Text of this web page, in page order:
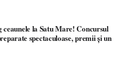
spectaculoase, premii și un